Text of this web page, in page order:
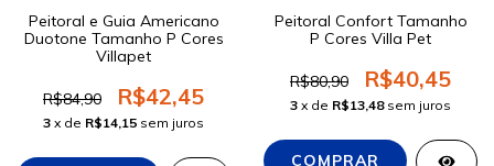
Peitoral e Guia Americano
Duotone Tamanho P Cores
Villapet
R$84,90 R$42,45
3 x de R$14,15 sem juros
Peitoral Confort Tamanho
P Cores Villa Pet
R$80,90 R$40,45
3 x de R$13,48 sem juros